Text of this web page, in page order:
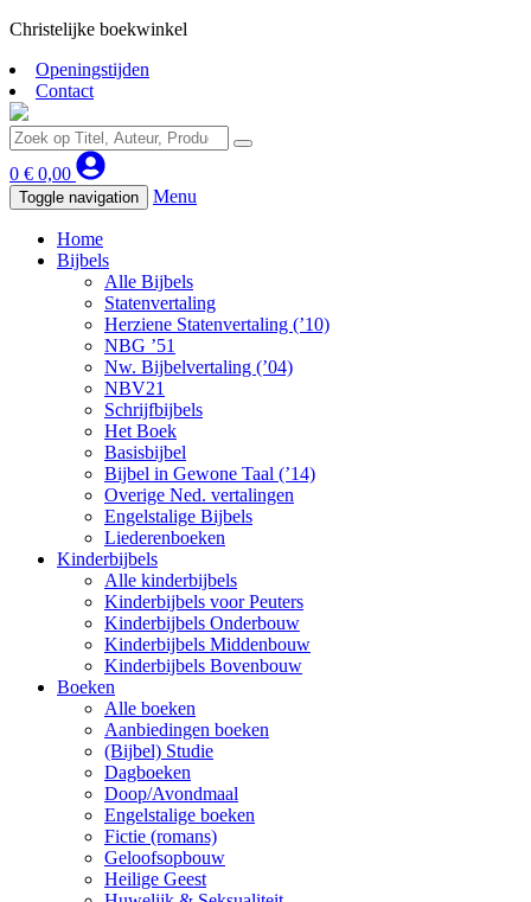
Christelijke boekwinkel
Openingstijden
Contact
0 € 0,00
Toggle navigation Menu
Home
Bijbels
Alle Bijbels
Statenvertaling
Herziene Statenvertaling (’10)
NBG ’51
Nw. Bijbelvertaling (’04)
NBV21
Schrijfbijbels
Het Boek
Basisbijbel
Bijbel in Gewone Taal (’14)
Overige Ned. vertalingen
Engelstalige Bijbels
Liederenboeken
Kinderbijbels
Alle kinderbijbels
Kinderbijbels voor Peuters
Kinderbijbels Onderbouw
Kinderbijbels Middenbouw
Kinderbijbels Bovenbouw
Boeken
Alle boeken
Aanbiedingen boeken
(Bijbel) Studie
Dagboeken
Doop/Avondmaal
Engelstalige boeken
Fictie (romans)
Geloofsopbouw
Heilige Geest